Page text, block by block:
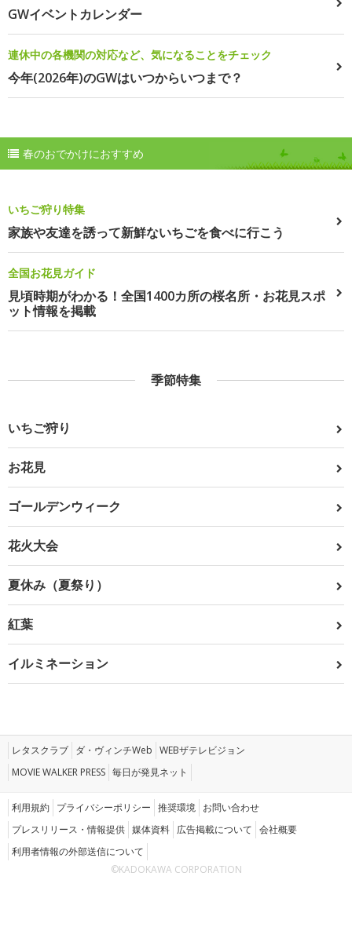
GWイベントカレンダー
連休中の各機関の対応など、気になることをチェック
今年(2026年)のGWはいつからいつまで？
春のおでかけにおすすめ
いちご狩り特集
家族や友達を誘って新鮮ないちごを食べに行こう
全国お花見ガイド
見頃時期がわかる！全国1400カ所の桜名所・お花見スポ
ット情報を掲載
季節特集
いちご狩り
お花見
ゴールデンウィーク
花火大会
夏休み（夏祭り）
紅葉
イルミネーション
レタスクラブ ダ・ヴィンチWeb WEBザテレビジョン
MOVIE WALKER PRESS 毎日が発見ネット
利用規約 プライバシーポリシー 推奨環境 お問い合わせ
プレスリリース・情報提供 媒体資料 広告掲載について 会社概要
利用者情報の外部送信について
©KADOKAWA CORPORATION